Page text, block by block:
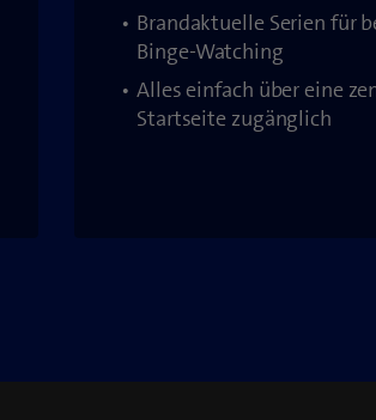
Brandaktuelle Serien für
Binge-Watching
Alles einfach über eine
Startseite zugänglich